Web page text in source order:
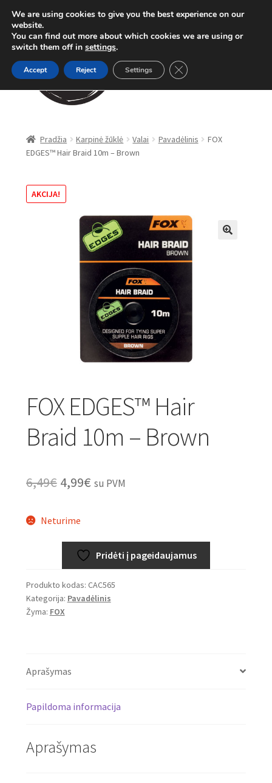
Pereiti
prie
meniu
Pereiti
prie
turinio
Karpinė žūklė
Dugninė žūklė
Method Feeder
Turizmo reikmenys
IŠPARDAVIMAS!!!
Pradžia Karpinė žūklė Valai Pavadėlinis
FOX
EDGES™ Hair Braid 10m – Brown
AKCIJA!
FOX EDGES™ Hair
Braid 10m – Brown
6,49€ Original
was:
6,49€.
4,99€Current
4,99€.
su PVM
Neturime
Pridėti į pageidaujamus
Produkto kodas: CAC565
Kategorija: Pavadėlinis
Žyma: FOX
Aprašymas
Papildoma informacija
Aprašymas
We are using cookies to give you the best experience on our
website.
You can find out more about which cookies we are using or
switch them off in settings.
Accept Reject Settings Close GDPR Cookie